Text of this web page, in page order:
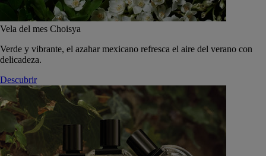
Vela del mes Choisya
Verde y vibrante, el azahar mexicano refresca el aire del verano con
delicadeza.
Descubrir